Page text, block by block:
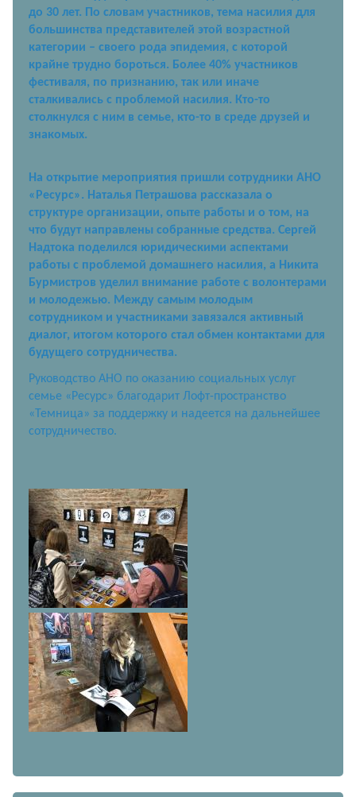
до 30 лет. По словам участников, тема насилия для
большинства представителей этой возрастной
категории – своего рода эпидемия, с которой
крайне трудно бороться. Более 40% участников
фестиваля, по признанию, так или иначе
сталкивались с проблемой насилия. Кто-то
столкнулся с ним в семье, кто-то в среде друзей и
знакомых.
На открытие мероприятия пришли сотрудники АНО
«Ресурс». Наталья Петрашова рассказала о
структуре организации, опыте работы и о том, на
что будут направлены собранные средства. Сергей
Надтока поделился юридическими аспектами
работы с проблемой домашнего насилия, а Никита
Бурмистров уделил внимание работе с волонтерами
и молодежью. Между самым молодым
сотрудником и участниками завязался активный
диалог, итогом которого стал обмен контактами для
будущего сотрудничества.
Руководство АНО по оказанию социальных услуг
семье «Ресурс» благодарит Лофт-пространство
«Темница» за поддержку и надеется на дальнейшее
сотрудничество.